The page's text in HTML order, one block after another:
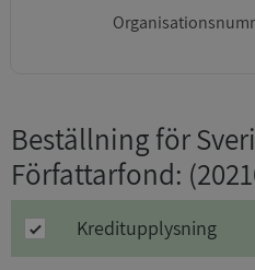
Beställning för
Författarfond:
Kreditupplysning